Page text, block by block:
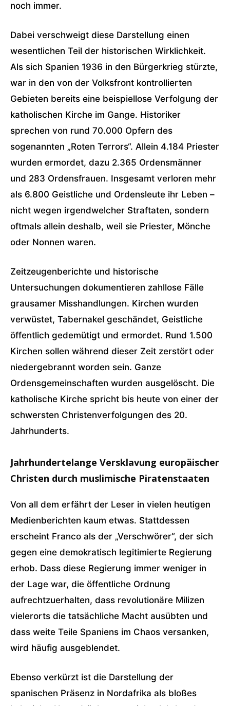
noch immer.
Dabei verschweigt diese Darstellung einen
wesentlichen Teil der historischen Wirklichkeit.
Als sich Spanien 1936 in den Bürgerkrieg stürzte,
war in den von der Volksfront kontrollierten
Gebieten bereits eine beispiellose Verfolgung der
katholischen Kirche im Gange. Historiker
sprechen von rund 70.000 Opfern des
sogenannten „Roten Terrors“. Allein 4.184 Priester
wurden ermordet, dazu 2.365 Ordensmänner
und 283 Ordensfrauen. Insgesamt verloren mehr
als 6.800 Geistliche und Ordensleute ihr Leben –
nicht wegen irgendwelcher Straftaten, sondern
oftmals allein deshalb, weil sie Priester, Mönche
oder Nonnen waren.
Zeitzeugenberichte und historische
Untersuchungen dokumentieren zahllose Fälle
grausamer Misshandlungen. Kirchen wurden
verwüstet, Tabernakel geschändet, Geistliche
öffentlich gedemütigt und ermordet. Rund 1.500
Kirchen sollen während dieser Zeit zerstört oder
niedergebrannt worden sein. Ganze
Ordensgemeinschaften wurden ausgelöscht. Die
katholische Kirche spricht bis heute von einer der
schwersten Christenverfolgungen des 20.
Jahrhunderts.
Jahrhundertelange Versklavung europäischer
Christen durch muslimische Piratenstaaten
Von all dem erfährt der Leser in vielen heutigen
Medienberichten kaum etwas. Stattdessen
erscheint Franco als der „Verschwörer“, der sich
gegen eine demokratisch legitimierte Regierung
erhob. Dass diese Regierung immer weniger in
der Lage war, die öffentliche Ordnung
aufrechtzuerhalten, dass revolutionäre Milizen
vielerorts die tatsächliche Macht ausübten und
dass weite Teile Spaniens im Chaos versanken,
wird häufig ausgeblendet.
Ebenso verkürzt ist die Darstellung der
spanischen Präsenz in Nordafrika als bloßes